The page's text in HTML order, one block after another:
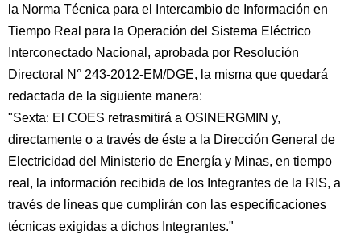
la Norma Técnica para el Intercambio de Información en
Tiempo Real para la Operación del Sistema Eléctrico
Interconectado Nacional, aprobada por Resolución
Directoral N° 243-2012-EM/DGE, la misma que quedará
redactada de la siguiente manera:
"Sexta: El COES retrasmitirá a OSINERGMIN y,
directamente o a través de éste a la Dirección General de
Electricidad del Ministerio de Energía y Minas, en tiempo
real, la información recibida de los Integrantes de la RIS, a
través de líneas que cumplirán con las especificaciones
técnicas exigidas a dichos Integrantes."